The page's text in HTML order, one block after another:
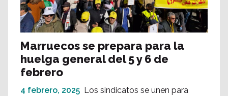
Marruecos se prepara para la
huelga general del 5 y 6 de
febrero
4 febrero, 2025 Los sindicatos se unen para